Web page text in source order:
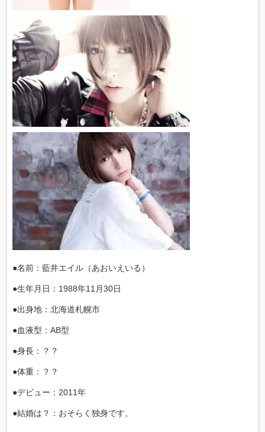
●名前：藍井エイル（あおいえいる）
●生年月日：1988年11月30日
●出身地：北海道札幌市
●血液型：AB型
●身長：？？
●体重：？？
●デビュー：2011年
●結婚は？：おそらく独身です。